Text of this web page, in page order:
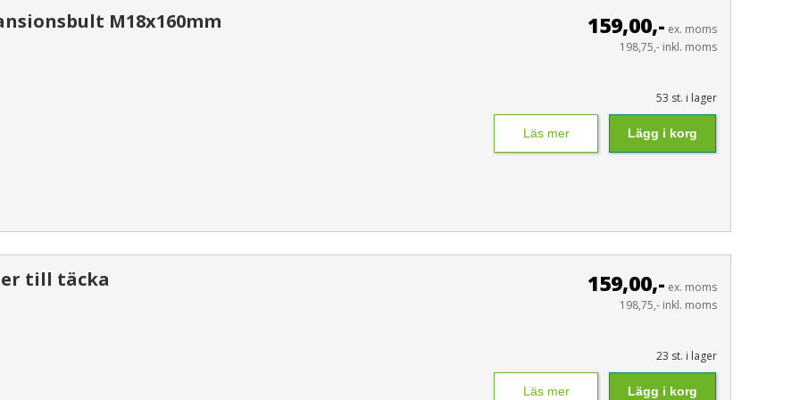
M18x160mm 159,00,- ex. moms
198,75,- inkl. moms
53 st. i lager
Läs mer Lägg i korg
till täcka 159,00,- ex. moms
198,75,- inkl. moms
23 st. i lager
Läs mer Lägg i korg